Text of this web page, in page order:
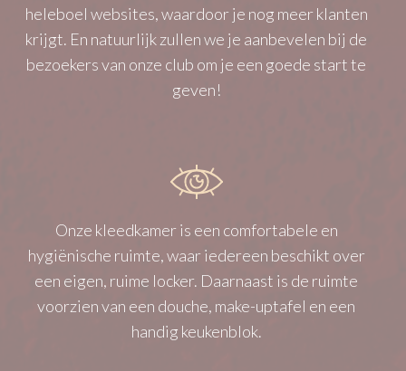
heleboel websites, waardoor je nog meer klanten
krijgt. En natuurlijk zullen we je aanbevelen bij de
bezoekers van onze club om je een goede start te
geven!
Onze kleedkamer is een comfortabele en
hygiënische ruimte, waar iedereen beschikt over
een eigen, ruime locker. Daarnaast is de ruimte
voorzien van een douche, make-uptafel en een
handig keukenblok.